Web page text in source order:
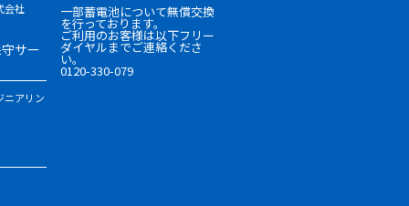
会社
サー
ニアリン
一部蓄電池について無償交換
を行っております。
ご利用のお客様は以下フリー
ダイヤルまでご連絡くださ
い。
0120-330-079